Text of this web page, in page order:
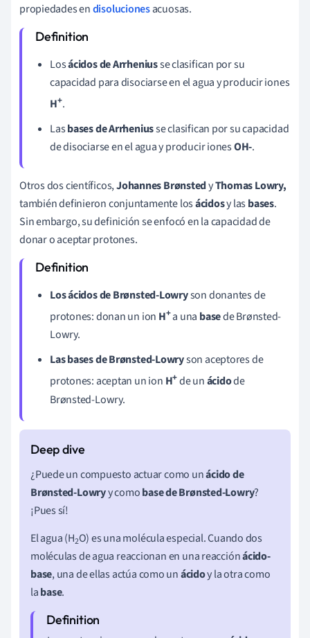
propiedades endisolucionesacuosas.
Losácidos de Arrheniusse clasifican por su
capacidad para disociarse en el agua y producir iones
H+.
Lasbases de Arrheniusse clasifican por su capacidad
de disociarse en el agua y producir ionesOH-.
Otros dos científicos,JohannesBrønstedyThomas Lowry,
también definieron conjuntamente losácidosy lasbases.
Sin embargo, su definición se enfocó en la capacidad de
donar o aceptar protones.
Los ácidos de Brønsted-Lowryson donantes de
protones: donan un ion H+a una basede Brønsted-
Lowry.
Las bases de Brønsted-Lowryson aceptores de
protones: aceptan un ion H+de unácidode
Brønsted-Lowry.
¿Puede un compuesto actuar como unácido de
Brønsted-Lowryy comobase deBrønsted-Lowry?
¡Pues sí!
El agua (H2O) es una molécula especial. Cuando dos
moléculas de agua reaccionan en una reacciónácido-
base, una de ellas actúa como unácidoy la otra como
labase.